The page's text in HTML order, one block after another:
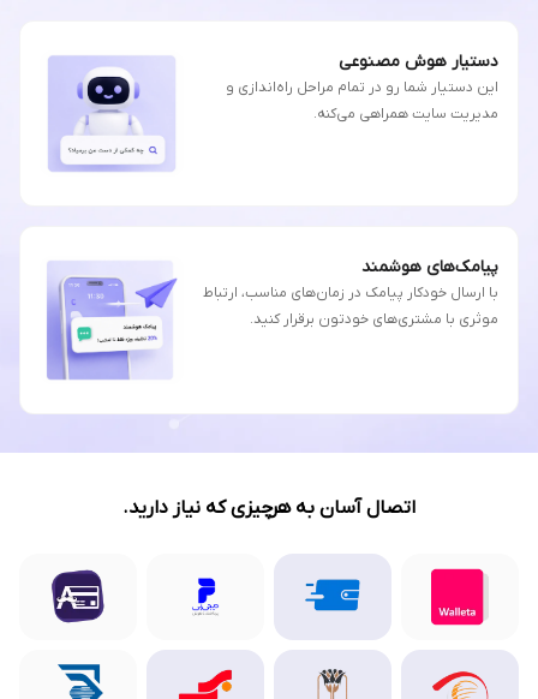
دستیار هوش مصنوعی
این دستیار شما رو در تمام مراحل راه‌اندازی و
مدیریت سایت همراهی می‌کنه.
پیامک‌های هوشمند
با ارسال خودکار پیامک در زمان‌های مناسب، ارتباط
موثری با مشتری‌های خودتون برقرار کنید.
اتصال آسان به هرچیزی که نیاز دارید.